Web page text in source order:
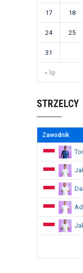
« lip
17 18
24 25
31
STRZELCY
Zawodnik